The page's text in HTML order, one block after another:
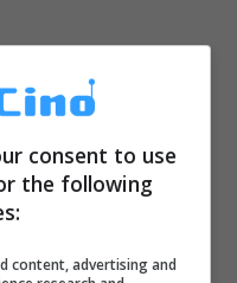
consent to use
the following
content, advertising and